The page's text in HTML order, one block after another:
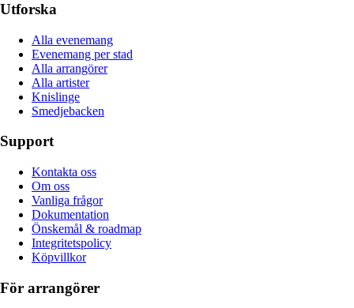
Utforska
Alla evenemang
Evenemang per stad
Alla arrangörer
Alla artister
Knislinge
Smedjebacken
Support
Kontakta oss
Om oss
Vanliga frågor
Dokumentation
Önskemål & roadmap
Integritetspolicy
Köpvillkor
För arrangörer